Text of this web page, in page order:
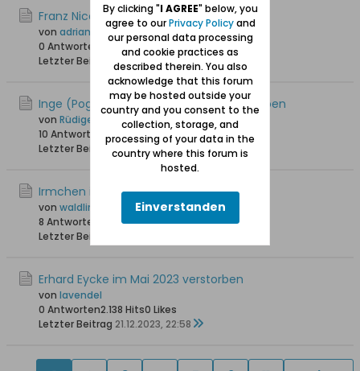
Franz Nicolaus ist verstorben +30.04.2024
von adrian
0 Antworten
1.937 Hits
0 Likes
Letzter Beitrag
13.05.2024, 19:08
Inge (Pogge 28) ist am 21.12.2023 verstorben
von Rüdiger S.
10 Antworten
5.039 Hits0 Likes
Letzter Beitrag 04.02.2024, 21:32
Irmchen ist am 13.07.2018 verstorben
von waldling +6.8.2023
8 Antworten
11.747 Hits0 Likes
Letzter Beitrag
Erhard Eycke im Mai 2023 verstorben
von lavendel
0 Antworten2.138 Hits0 Likes
Letzter Beitrag 21.12.2023, 22:58
By clicking "I AGREE" below, you
agree to ourPrivacy Policyand
our personal data processing
and cookie practices as
described therein. You also
acknowledge that this forum
may be hosted outside your
country and you consent to the
collection, storage, and
processing of your data in the
country where this forum is
hosted.
Einverstanden